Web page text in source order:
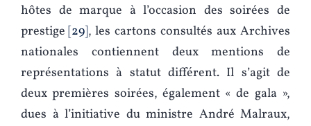
hôtes de marque à l’occasion des soirées de
prestige 29 , les cartons consultés aux Archives
nationales contiennent deux mentions de
représentations à statut différent. Il s’agit de
deux premières soirées, également « de gala »,
dues à l’initiative du ministre André Malraux,